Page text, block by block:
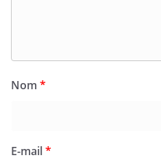
Nom *
E-mail*